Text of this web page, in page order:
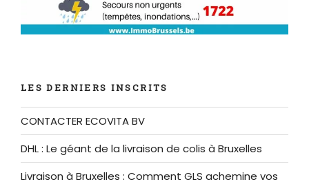
LES DERNIERS INSCRITS
CONTACTER ECOVITA BV
DHL : Le géant de la livraison de colis à Bruxelles
Livraison à Bruxelles : Comment GLS achemine vos